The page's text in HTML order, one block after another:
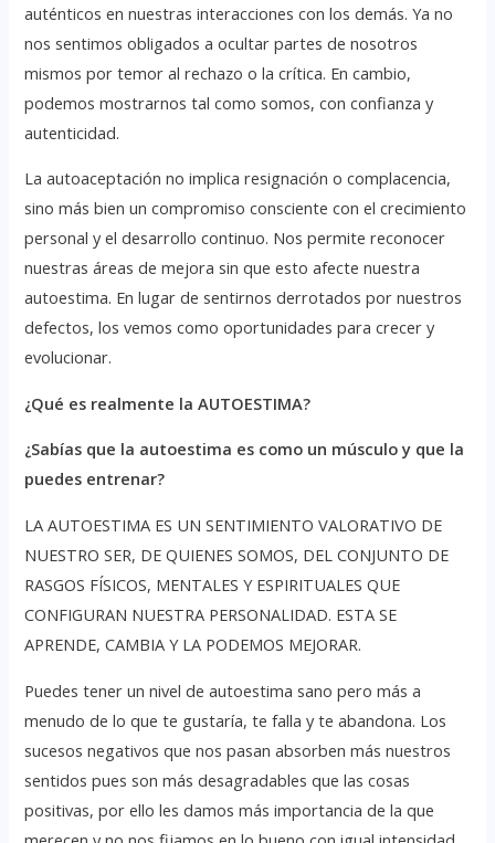
auténticos en nuestras interacciones con los demás. Ya no
nos sentimos obligados a ocultar partes de nosotros
mismos por temor al rechazo o la crítica. En cambio,
podemos mostrarnos tal como somos, con confianza y
autenticidad.
La autoaceptación no implica resignación o complacencia,
sino más bien un compromiso consciente con el crecimiento
personal y el desarrollo continuo. Nos permite reconocer
nuestras áreas de mejora sin que esto afecte nuestra
autoestima. En lugar de sentirnos derrotados por nuestros
defectos, los vemos como oportunidades para crecer y
evolucionar.
¿Qué es realmente la AUTOESTIMA?
¿Sabías que la autoestima es como un músculo y que la
puedes entrenar?
LA AUTOESTIMA ES UN SENTIMIENTO VALORATIVO DE
NUESTRO SER, DE QUIENES SOMOS, DEL CONJUNTO DE
RASGOS FÍSICOS, MENTALES Y ESPIRITUALES QUE
CONFIGURAN NUESTRA PERSONALIDAD. ESTA SE
APRENDE, CAMBIA Y LA PODEMOS MEJORAR.
Puedes tener un nivel de autoestima sano pero más a
menudo de lo que te gustaría, te falla y te abandona. Los
sucesos negativos que nos pasan absorben más nuestros
sentidos pues son más desagradables que las cosas
positivas, por ello les damos más importancia de la que